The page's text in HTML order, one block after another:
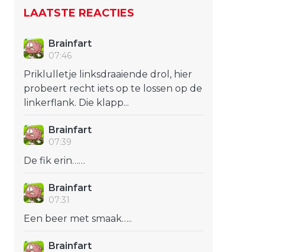
LAATSTE REACTIES
Brainfart
07:46
Priklulletje linksdraaiende drol, hier
probeert recht iets op te lossen op de
linkerflank. Die klapp...
Brainfart
07:39
De fik erin……
Brainfart
07:31
Een beer met smaak…..
Brainfart